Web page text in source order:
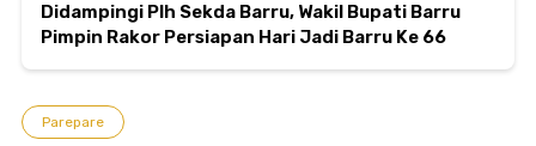
Didampingi Plh Sekda Barru, Wakil Bupati Barru
Pimpin Rakor Persiapan Hari Jadi Barru Ke 66
Parepare